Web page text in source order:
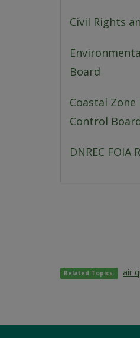
Civil Rights
Board
Coastal
Control
DNREC FOIA
Related Topics: air